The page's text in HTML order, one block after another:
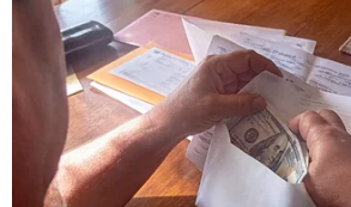
Lê Thị Riêng
10/08/2026 12:07
Thành phố Hồ Chí Minh bắn pháo
mừng 81 năm Quốc khánh
10/08/2026 12:00
Trang chủ